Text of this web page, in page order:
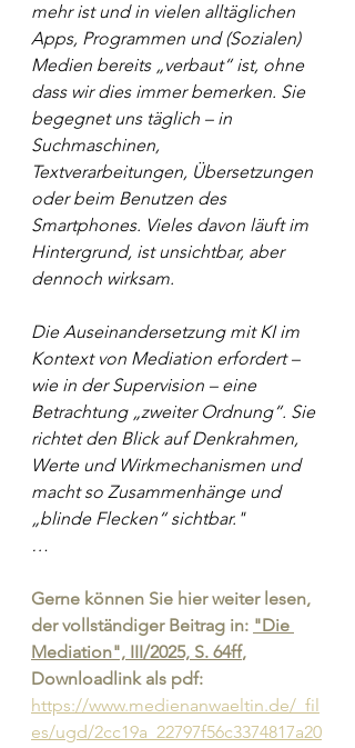
mehr ist und in vielen alltäglichen
Apps, Programmen und (Sozialen)
Medien bereits „verbaut“ ist, ohne
dass wir dies immer bemerken. Sie
begegnet uns täglich – in
Suchmaschinen,
Textverarbeitungen, Übersetzungen
oder beim Benutzen des
Smartphones. Vieles davon läuft im
Hintergrund, ist unsichtbar, aber
dennoch wirksam.
Die Auseinandersetzung mit KI im
Kontext von Mediation erfordert –
wie in der Supervision – eine
Betrachtung „zweiter Ordnung“. Sie
richtet den Blick auf Denkrahmen,
Werte und Wirkmechanismen und
macht so Zusammenhänge und
„blinde Flecken“ sichtbar."
…
Gerne können Sie hier weiter lesen,
der vollständiger Beitrag in: "Die
Mediation", III/2025, S. 64ff,
Downloadlink als pdf:
https://www.medienanwaeltin.de/_fil
es/ugd/2cc19a_22797f56c3374817a20